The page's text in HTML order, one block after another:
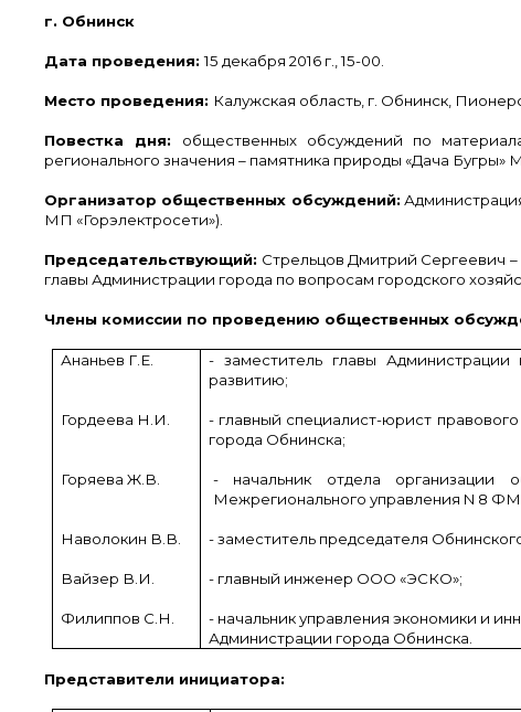
г.
Дата проведения:15 декабря 2016 г., 15-00.
Место проведения: Калужская область, г. Обнинск,
Повестка дня: общественных обсуждений по
регионального значения – памятника природы «Дача Бугры»
Организатор общественных обсуждений:
МП «Горэлектросети»).
Председательствующий: Стрельцов Дмитрий Сергеевич
главы Администрации города по вопросам городского
Члены комиссии по проведению общественных
Ананьев Г.Е.
Гордеева Н.И.
Горяева Ж.В.
Наволокин В.В.
Вайзер В.И.
Филиппов С.Н.
- заместитель главы Администрации
развитию;
- главный специалист-юрист
города Обнинска;
- начальник отдела организации
Межрегионального управления N 8
- заместитель председателя
- главный инженер ООО «ЭСКО»;
- начальник управления экономики и
Администрации города Обнинска.
Представители инициатора: